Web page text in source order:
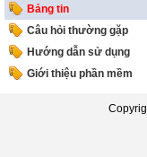
Bảng tin
Câu hỏi thường gặp
Hướng dẫn sử dụng
Giới thiệu phần mềm